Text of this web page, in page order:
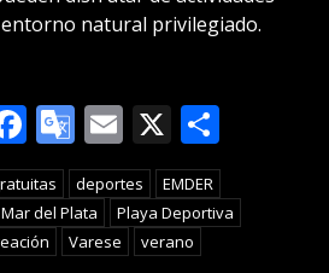
natural privilegiado.
Facebook
Google
Translate
Email
X
deportes
EMDER
Mar del Plata
Playa Deportiva
Varese verano